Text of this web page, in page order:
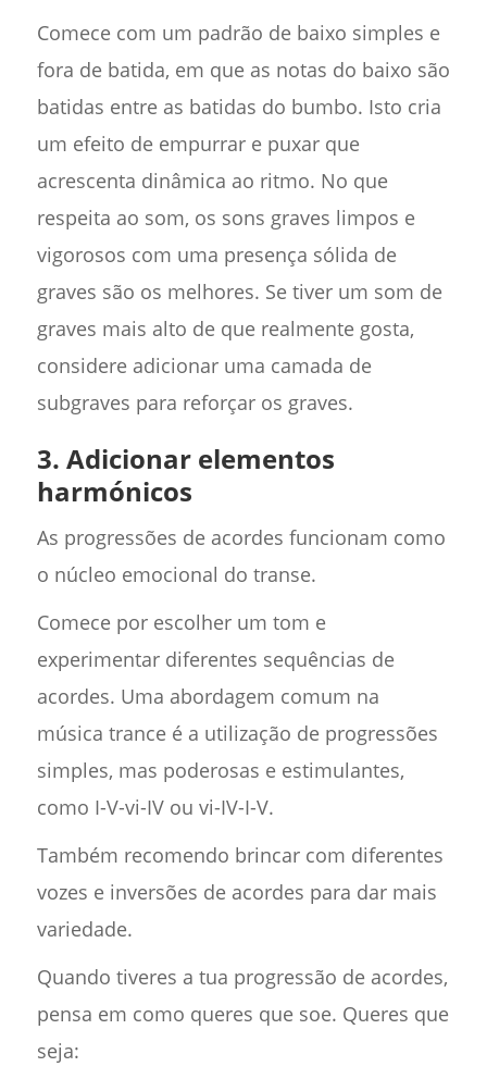
Comece com um padrão de baixo simples e
fora de batida, em que as notas do baixo são
batidas entre as batidas do bumbo. Isto cria
um efeito de empurrar e puxar que
acrescenta dinâmica ao ritmo. No que
respeita ao som, os sons graves limpos e
vigorosos com uma presença sólida de
graves são os melhores. Se tiver um som de
graves mais alto de que realmente gosta,
considere adicionar uma camada de
subgraves para reforçar os graves.
3. Adicionar elementos
harmónicos
As progressões de acordes funcionam como
o núcleo emocional do transe.
Comece por escolher um tom e
experimentar diferentes sequências de
acordes. Uma abordagem comum na
música trance é a utilização de progressões
simples, mas poderosas e estimulantes,
como I-V-vi-IV ou vi-IV-I-V.
Também recomendo brincar com diferentes
vozes e inversões de acordes para dar mais
variedade.
Quando tiveres a tua progressão de acordes,
pensa em como queres que soe. Queres que
seja: